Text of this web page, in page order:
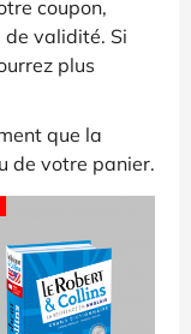
coupon,
de validité. Si
plus
que la
de votre panier.